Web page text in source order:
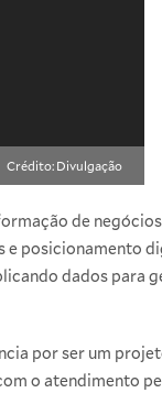
Crédito: Divulgação
de
posicionamento
dados
por ser um
o atendimento